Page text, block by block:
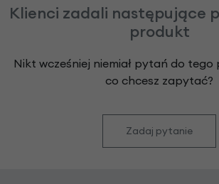
Klienci zadali następujące
produkt
Nikt wcześniej niemiał pytań do tego
co chcesz zapytać?
Zadaj pytanie